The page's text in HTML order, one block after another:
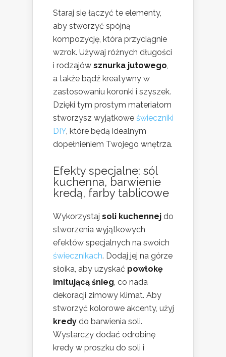
Staraj się łączyć te elementy,
aby stworzyć spójną
kompozycję, która przyciągnie
wzrok. Używaj różnych długości
i rodzajów sznurka jutowego,
a także bądź kreatywny w
zastosowaniu koronki i szyszek.
Dzięki tym prostym materiałom
stworzysz wyjątkowe świeczniki
DIY, które będą idealnym
dopełnieniem Twojego wnętrza.
Efekty specjalne: sól
kuchenna, barwienie
kredą, farby tablicowe
Wykorzystaj soli kuchennej do
stworzenia wyjątkowych
efektów specjalnych na swoich
świecznikach. Dodaj jej na górze
słoika, aby uzyskać powłokę
imitującą śnieg, co nada
dekoracji zimowy klimat. Aby
stworzyć kolorowe akcenty, użyj
kredy do barwienia soli.
Wystarczy dodać odrobinę
kredy w proszku do soli i